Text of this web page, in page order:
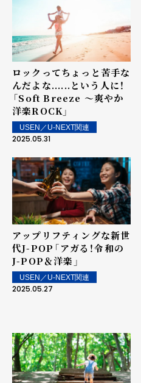
ロックってちょっと苦手な
んだよな......という人に！
――「Soft Breeze ～爽やか
洋楽ROCK」
USEN／U-NEXT関連
2025.05.31
アップリフティングな新世
代J-POP――「アガる！令和の
J-POP＆洋楽」
USEN／U-NEXT関連
2025.05.27